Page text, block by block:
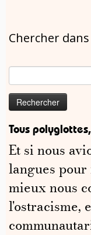
Chercher
Tous
Et si nous
langues
mieux nous
l'ostracisme,